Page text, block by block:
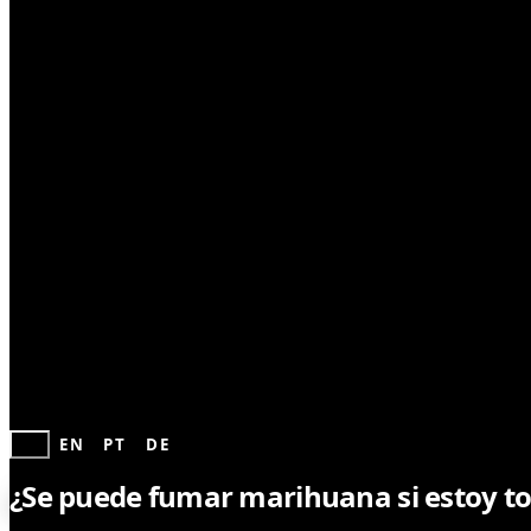
EN PT DE
¿Se puede fumar marihuana si estoy